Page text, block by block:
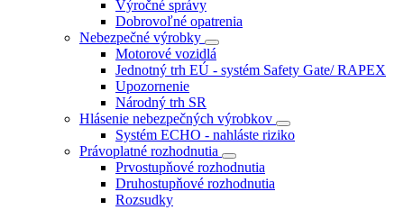
Výročné správy
Dobrovoľné opatrenia
Nebezpečné výrobky
Motorové vozidlá
Jednotný trh EÚ - systém Safety Gate/ RAPEX
Upozornenie
Národný trh SR
Hlásenie nebezpečných výrobkov
Systém ECHO - nahláste riziko
Právoplatné rozhodnutia
Prvostupňové rozhodnutia
Druhostupňové rozhodnutia
Rozsudky